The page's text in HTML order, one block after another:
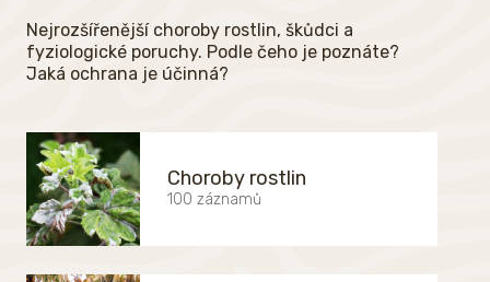
Nejrozšířenější choroby rostlin, škůdci a
fyziologické poruchy. Podle čeho je poznáte?
Jaká ochrana je účinná?
Choroby rostlin
100 záznamů